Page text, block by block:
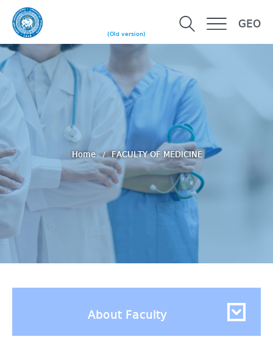
(Old version)
GEO
Home FACULTY OF MEDICINE
About Faculty